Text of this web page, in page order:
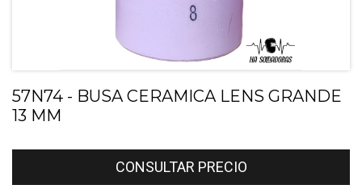
57N74 - BUSA CERAMICA LENS GRANDE
13 MM